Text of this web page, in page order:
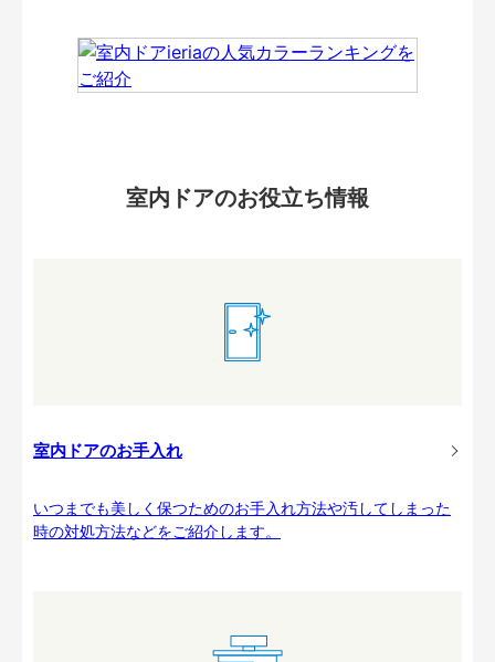
室内ドアのお役立ち情報
室内ドアのお手入れ
いつまでも美しく保つためのお手入れ方法や汚してしまった
時の対処方法などをご紹介します。